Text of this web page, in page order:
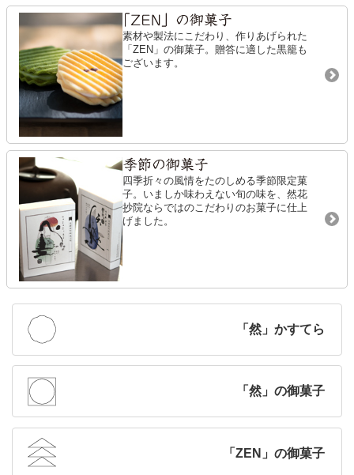
素材や製法にこだわり、作りあげられた
「ZEN」の御菓子。贈答に適した黒籠も
ございます。
四季折々の風情をたのしめる季節限定菓
子。 いましか味わえない旬の味を、然花
抄院ならではのこだわりのお菓子に仕上
げました。
「然」かすてら
「然」の御菓子
「ZEN」の御菓子